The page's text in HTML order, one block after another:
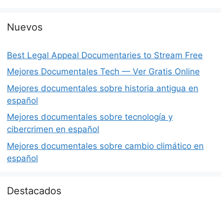
Nuevos
Best Legal Appeal Documentaries to Stream Free
Mejores Documentales Tech — Ver Gratis Online
Mejores documentales sobre historia antigua en
español
Mejores documentales sobre tecnología y
cibercrimen en español
Mejores documentales sobre cambio climático en
español
Destacados